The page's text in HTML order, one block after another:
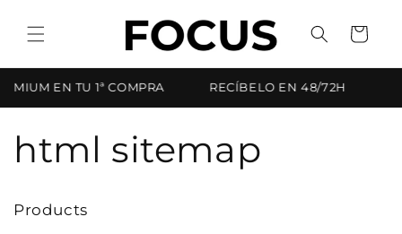
al contenido
Carrito
EN TU 1ª COMPRA RECÍBELO EN 48/72H
html sitemap
Products